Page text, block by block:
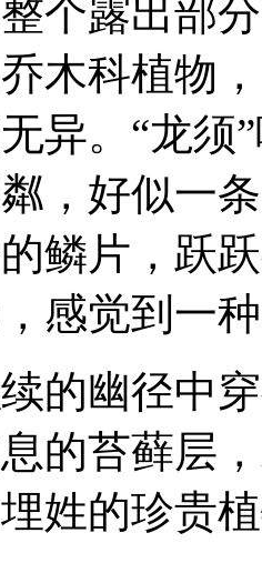
个露出部
木科植物
异。“龙须
，好似一
鳞片，跃
感觉到一
的幽径中
的苔藓层
姓的珍贵